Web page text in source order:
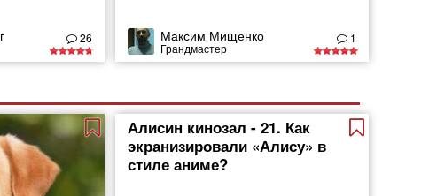
26 Максим Мищенко
Грандмастер
1
Алисин кинозал - 21. Как
экранизировали «Алису» в
стиле аниме?